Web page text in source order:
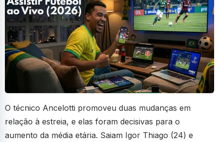
O técnico Ancelotti promoveu duas mudanças em
relação à estreia, e elas foram decisivas para o
aumento da média etária. Saiam Igor Thiago (24) e